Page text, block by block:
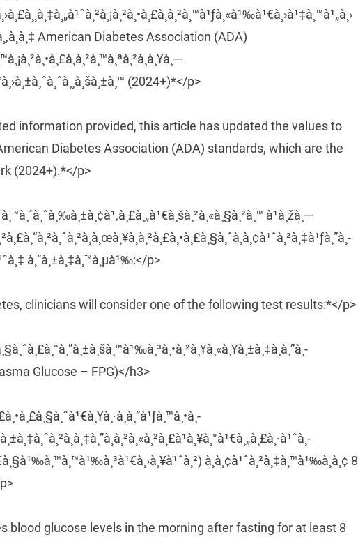
American Diabetes Association (ADA)
(2024+)*</p>
information provided, this article has updated the values to
Diabetes Association (ADA) standards, which are the
(2024+).*</p>
à¹à¸žà¸—
à¸”à¸±à¸‡à¸™à¸µà¹‰:</p>
clinicians will consider one of the following test results:*</p>
Glucose – FPG)</h3>
à¸­à¸¢à¹ˆà¸²à¸‡à¸™à¹‰à¸­à¸¢ 8
blood glucose levels in the morning after fasting for at least 8